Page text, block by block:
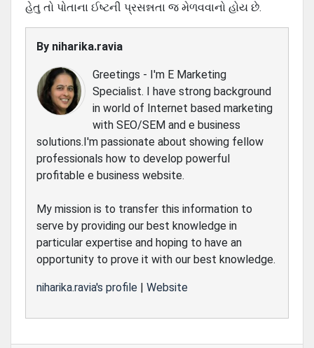
હેતુ તો પોતાના ઈષ્ટની પ્રસન્નતા જ મેળવવાનો હોય છે.
By niharika.ravia
Greetings - I'm E Marketing
Specialist. I have strong background
in world of Internet based marketing
with SEO/SEM and e business
solutions.I'm passionate about showing fellow
professionals how to develop powerful
profitable e business website.
My mission is to transfer this information to
serve by providing our best knowledge in
particular expertise and hoping to have an
opportunity to prove it with our best knowledge.
niharika.ravia's profile | Website